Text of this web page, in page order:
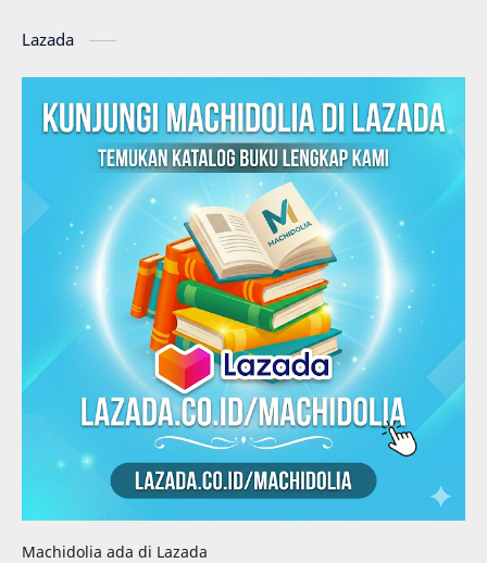
Lazada
Machidolia ada di Lazada